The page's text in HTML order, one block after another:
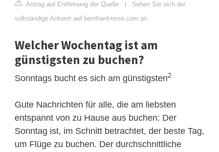
Antrag auf Entfernung der Quelle
Sehen Sie sich die
vollständige Antwort auf bernhard-reise.com an
Welcher Wochentag ist am
günstigsten zu buchen?
Sonntags bucht es sich am günstigsten2
Gute Nachrichten für alle, die am liebsten
entspannt von zu Hause aus buchen: Der
Sonntag ist, im Schnitt betrachtet, der beste Tag,
um Flüge zu buchen. Der durchschnittliche